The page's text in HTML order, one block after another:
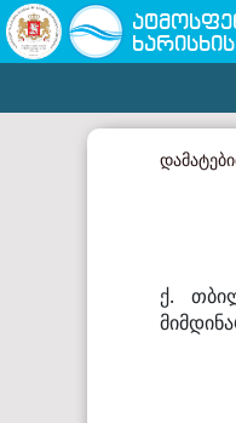
ქ.